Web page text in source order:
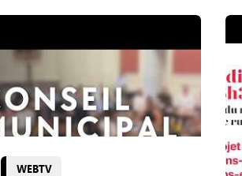
WEBTV